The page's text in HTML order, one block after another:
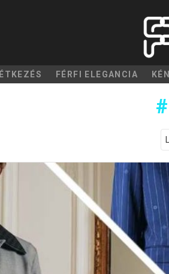
ÉTKEZÉS FÉRFI ELEGANCIA